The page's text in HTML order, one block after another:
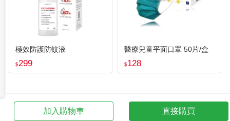
極效防護防蚊液
$299
醫療兒童平面口罩 50片/盒
$128
加入購物車 直接購買